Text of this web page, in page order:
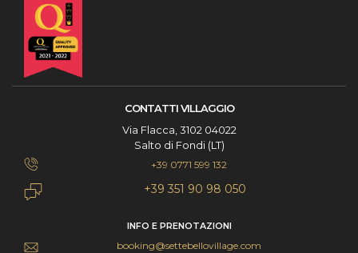
CONTATTI VILLAGGIO
Via Flacca, 3102 04022
Salto di Fondi (LT)
+39 0771 599 132
+39 351 90 98 050
INFO E PRENOTAZIONI
booking@settebellovillage.com